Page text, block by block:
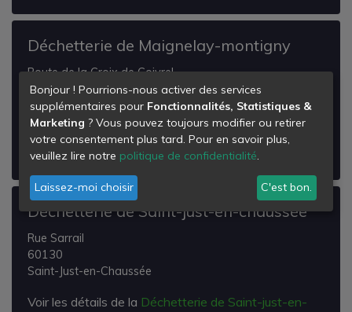
Déchetterie de Maignelay-montigny
Route de la Croix de Coivrel
60420
Maignelay-Montigny
Voir les détails de laDéchetterie de Maignelay-
montigny
Déchetterie de Saint-just-en-chaussée
Rue Sarrail
60130
Saint-Just-en-Chaussée
Voir les détails de la Déchetterie de Saint-just-en-
Bonjour ! Pourrions-nous activer des services
supplémentaires pour Fonctionnalités, Statistiques &
Marketing ? Vous pouvez toujours modifier ou retirer
votre consentement plus tard. Pour en savoir plus,
veuillez lire notre politique de confidentialité.
Laissez-moi choisir C'est bon.